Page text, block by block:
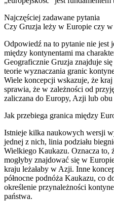
Najczęściej zadawane pytania
Czy Gruzja leży w Europie czy
Odpowiedź na to pytanie nie jest
między kontynentami ma
Geograficznie Gruzja znajduje
teorie wyznaczania granic
Wiele koncepcji wskazuje, że
sprawia, że w zależności od
zaliczana do Europy, Azji lub
Jak przebiega granica między
Istnieje kilka naukowych wersji
jednej z nich, linia podziału
Wielkiego Kaukazu. Oznacza to,
mogłyby znajdować się w
kraju leżałaby w Azji. Inne
północne podnóża Kaukazu, co
określenie przynależności
państwa.